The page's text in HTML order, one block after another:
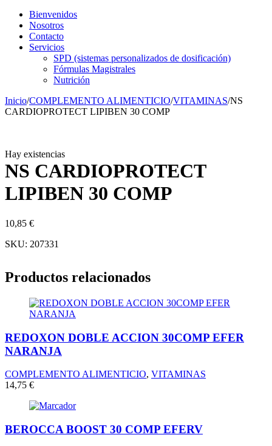
Bienvenidos
Nosotros
Contacto
Servicios
SPD (sistemas personalizados de dosificación)
Fórmulas Magistrales
Nutrición
Inicio/COMPLEMENTO ALIMENTICIO/VITAMINAS/NS
CARDIOPROTECT LIPIBEN 30 COMP
Hay existencias
NS CARDIOPROTECT
LIPIBEN 30 COMP
10,85 €
SKU: 207331
Productos relacionados
REDOXON DOBLE ACCION 30COMP EFER
NARANJA
COMPLEMENTO ALIMENTICIO, VITAMINAS
14,75 €
BEROCCA BOOST 30 COMP EFERV